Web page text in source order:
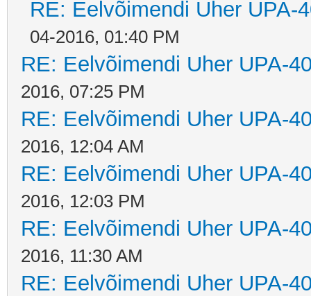
RE: Eelvõimendi Uher UPA-
04-2016, 01:40 PM
RE: Eelvõimendi Uher UPA-
2016, 07:25 PM
RE: Eelvõimendi Uher UPA-
2016, 12:04 AM
RE: Eelvõimendi Uher UPA-
2016, 12:03 PM
RE: Eelvõimendi Uher UPA-
2016, 11:30 AM
RE: Eelvõimendi Uher UPA-